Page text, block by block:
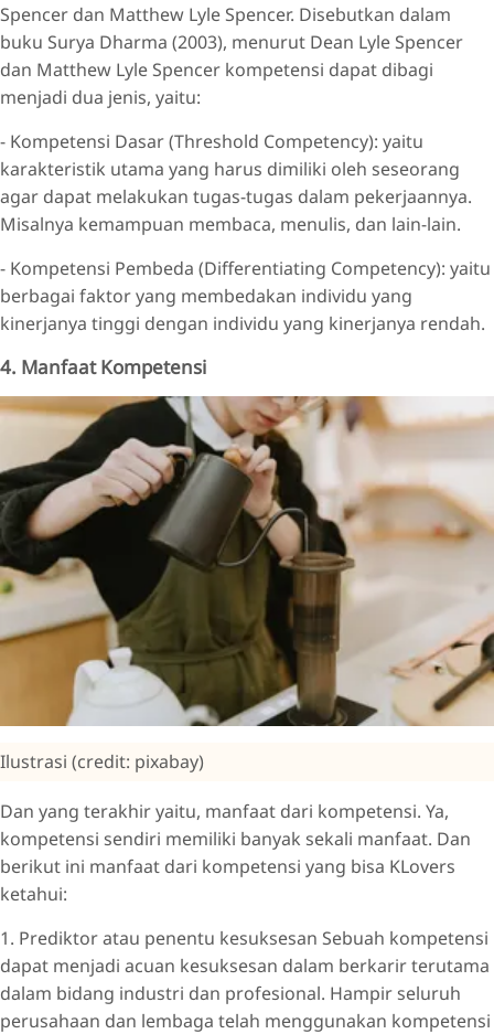
Spencer dan Matthew Lyle Spencer. Disebutkan dalam
buku Surya Dharma (2003), menurut Dean Lyle Spencer
dan Matthew Lyle Spencer kompetensi dapat dibagi
menjadi dua jenis, yaitu:
- Kompetensi Dasar (Threshold Competency): yaitu
karakteristik utama yang harus dimiliki oleh seseorang
agar dapat melakukan tugas-tugas dalam pekerjaannya.
Misalnya kemampuan membaca, menulis, dan lain-lain.
- Kompetensi Pembeda (Differentiating Competency): yaitu
berbagai faktor yang membedakan individu yang
kinerjanya tinggi dengan individu yang kinerjanya rendah.
4. Manfaat Kompetensi
Ilustrasi (credit: pixabay)
Dan yang terakhir yaitu, manfaat dari kompetensi. Ya,
kompetensi sendiri memiliki banyak sekali manfaat. Dan
berikut ini manfaat dari kompetensi yang bisa KLovers
ketahui:
1. Prediktor atau penentu kesuksesan Sebuah kompetensi
dapat menjadi acuan kesuksesan dalam berkarir terutama
dalam bidang industri dan profesional. Hampir seluruh
perusahaan dan lembaga telah menggunakan kompetensi